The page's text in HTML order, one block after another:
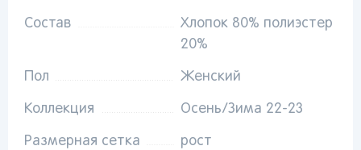
Состав
Хлопок 80% полиэстер
20%
Пол Женский
Коллекция Осень/Зима 22-23
Размерная сетка рост
Популярные регионы
Санкт-
Киров
Липецк
Волгоград
Дону
Астрахань
Набережные
Киров